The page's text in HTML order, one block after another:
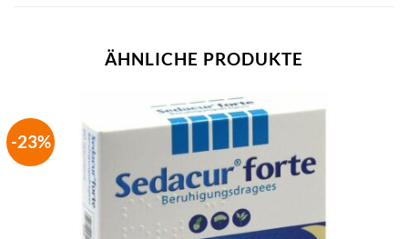
ÄHNLICHE PRODUKTE
-23%